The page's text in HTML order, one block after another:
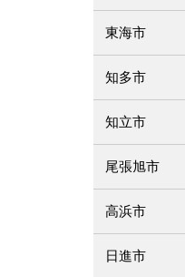
東海市
知多市
知立市
尾張旭市
高浜市
日進市